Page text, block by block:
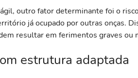
outro fator determinante foi o
já ocupado por outras onças.
resultar em ferimentos graves ou
estrutura adaptada